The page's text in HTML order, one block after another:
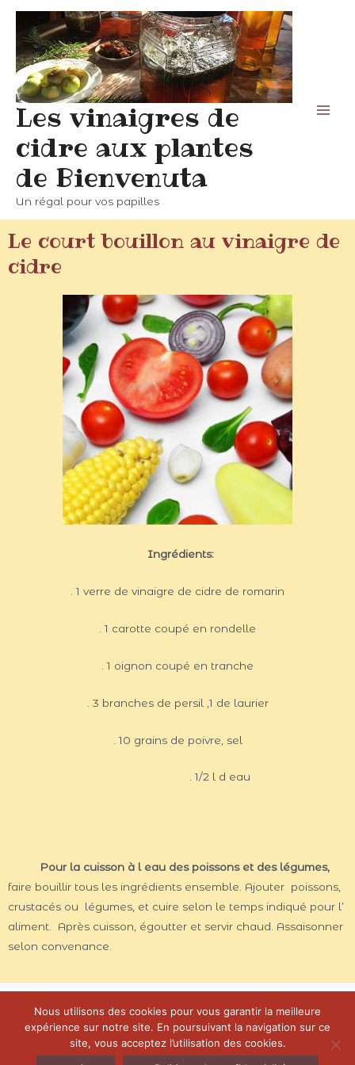
Les vinaigres de
cidre aux plantes
de Bienvenuta
Un régal pour vos papilles
Le court bouillon au vinaigre de
cidre
Ingrédients:
. 1 verre de vinaigre de cidre de romarin
. 1 carotte coupé en rondelle
. 1 oignon coupé en tranche
. 3 branches de persil ,1 de laurier
. 10 grains de poivre, sel
. 1/2 l d eau
Pour la cuisson à l eau des poissons et des légumes,
faire bouillir tous les ingrédients ensemble. Ajouter poissons,
crustacés ou légumes, et cuire selon le temps indiqué pour l’
aliment. Après cuisson, égoutter et servir chaud. Assaisonner
selon convenance.
Nous utilisons des cookies pour vous garantir la meilleure
expérience sur notre site. En poursuivant la navigation sur ce
site, vous acceptez l’utilisation des cookies.